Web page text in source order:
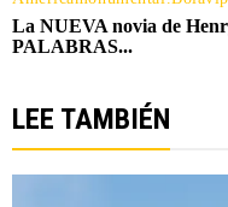
LEE TAMBIÉN